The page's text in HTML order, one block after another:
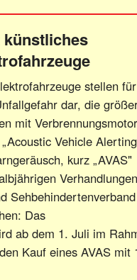
künstliches
stellen für
dar, die
mit
Vehicle Alerting
kurz „AVAS"
Verhandlungen
Sehbehindertenverband
Das
ab dem 1. Juli im
Kauf eines AVAS mit